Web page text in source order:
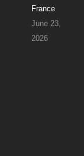
France
June 23,
2026